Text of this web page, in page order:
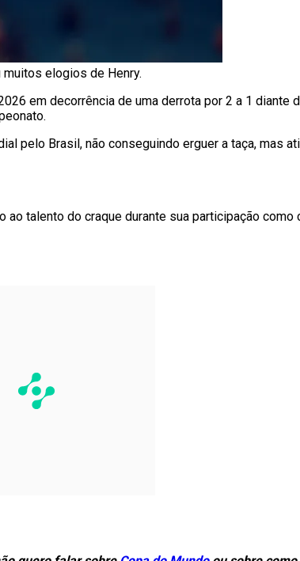
muitos elogios de Henry.
em decorrência de uma derrota por 2 a 1 diante
pelo Brasil, não conseguindo erguer a taça, mas
ao talento do craque durante sua participação